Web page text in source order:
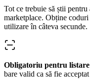
Tot ce trebuie să știi
marketplace. Obține
utilizare în câteva secunde.
Obligatoriu pentru
bare valid ca să fie